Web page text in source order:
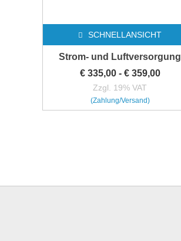
SCHNELLANSICHT
Strom- und Luftversorgung
€335,00- €359,00
Zzgl. 19% VAT
(Zahlung/Versand)